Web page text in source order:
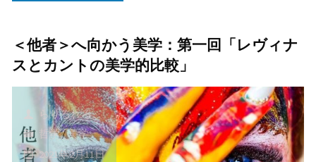
ぶ
法
を
論
＿
レ
＜他者＞へ向かう美学：第一回「レヴィナ
スとカントの美学的比較」
らりるれろ。
哲学/美学
2021年2月11日